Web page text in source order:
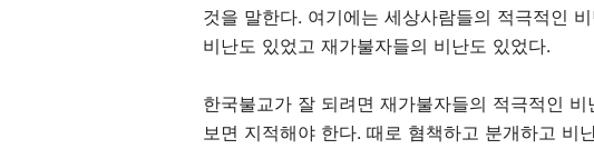
것을 말한다. 여기에는 세상사람들의 적극적인
비난도 있었고 재가불자들의 비난도 있었다.
한국불교가 잘 되려면 재가불자들의 적극적인
보면 지적해야 한다. 때로 혐책하고 분개하고 비